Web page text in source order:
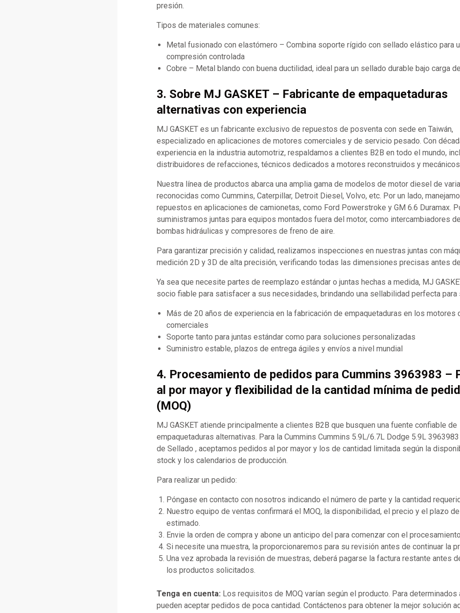
presión.
Tipos de materiales comunes:
Metal fusionado con elastómero – Combina soporte rígido con sellado elástico para
compresión controlada
Cobre – Metal blando con buena ductilidad, ideal para un sellado durable bajo carga
3. Sobre MJ GASKET – Fabricante de empaquetaduras
alternativas con experiencia
MJ GASKET es un fabricante exclusivo de repuestos de posventa con sede en Taiwán,
especializado en aplicaciones de motores comerciales y de servicio pesado. Con
experiencia en la industria automotriz, respaldamos a clientes B2B en todo el mundo,
distribuidores de refacciones, técnicos dedicados a motores reconstruidos y
Nuestra línea de productos abarca una amplia gama de modelos de motor diesel de
reconocidas como Cummins, Caterpillar, Detroit Diesel, Volvo, etc. Por un lado,
repuestos en aplicaciones de camionetas, como Ford Powerstroke y GM 6.6 Duramax.
suministramos juntas para equipos montados fuera del motor, como intercambiadores
bombas hidráulicas y compresores de freno de aire.
Para garantizar precisión y calidad, realizamos inspecciones en nuestras juntas con
medición 2D y 3D de alta precisión, verificando todas las dimensiones precisas antes
Ya sea que necesite partes de reemplazo estándar o juntas hechas a medida, MJ
socio fiable para satisfacer a sus necesidades, brindando una sellabilidad perfecta para
Más de 20 años de experiencia en la fabricación de empaquetaduras en los motores
comerciales
Soporte tanto para juntas estándar como para soluciones personalizadas
Suministro estable, plazos de entrega ágiles y envíos a nivel mundial
4. Procesamiento de pedidos para Cummins 3963983 –
al por mayor y flexibilidad de la cantidad mínima de
(MOQ)
MJ GASKET atiende principalmente a clientes B2B que busquen una fuente confiable de
empaquetaduras alternativas. Para la Cummins Cummins 5.9L/6.7L Dodge 5.9L
de Sellado , aceptamos pedidos al por mayor y los de cantidad limitada según la
stock y los calendarios de producción.
Para realizar un pedido:
Póngase en contacto con nosotros indicando el número de parte y la cantidad
Nuestro equipo de ventas confirmará el MOQ, la disponibilidad, el precio y el plazo
estimado.
Envie la orden de compra y abone un anticipo del para comenzar con el procesamiento.
Si necesite una muestra, la proporcionaremos para su revisión antes de continuar la
Una vez aprobada la revisión de muestras, deberá pagarse la factura restante antes
los productos solicitados.
Tenga en cuenta: Los requisitos de MOQ varían según el producto. Para determinados
pueden aceptar pedidos de poca cantidad. Contáctenos para obtener la mejor solución